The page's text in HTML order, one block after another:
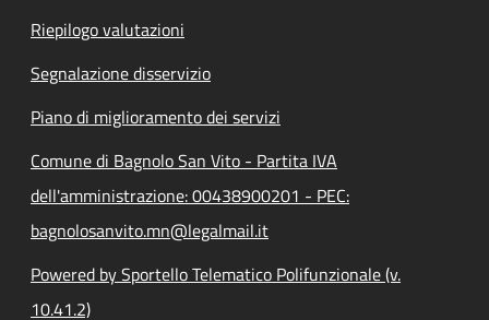
Riepilogo valutazioni
Segnalazione disservizio
Piano di miglioramento dei servizi
Comune di Bagnolo San Vito - Partita IVA
dell'amministrazione: 00438900201 - PEC:
bagnolosanvito.mn@legalmail.it
Powered by Sportello Telematico Polifunzionale (v.
10.41.2)